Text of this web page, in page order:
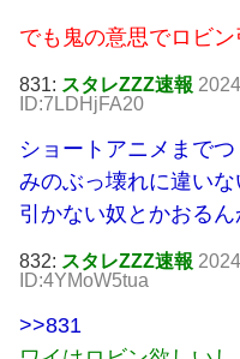
でも鬼の意思でロビ
831: スタレZZZ速報
ID:7LDHjFA20
ショートアニメまで
みのぶっ壊れに違いな
引かない奴とかおるん
832: スタレZZZ速報
ID:4YMoW5tua
>>831